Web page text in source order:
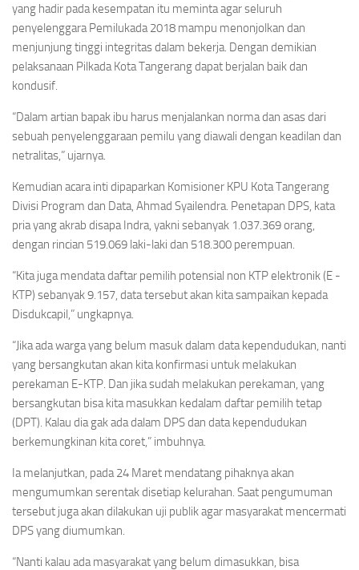
yang hadir pada kesempatan itu meminta agar seluruh
penyelenggara Pemilukada 2018 mampu menonjolkan dan
menjunjung tinggi integritas dalam bekerja. Dengan demikian
pelaksanaan Pilkada Kota Tangerang dapat berjalan baik dan
kondusif.
“Dalam artian bapak ibu harus menjalankan norma dan asas dari
sebuah penyelenggaraan pemilu yang diawali dengan keadilan dan
netralitas,” ujarnya.
Kemudian acara inti dipaparkan Komisioner KPU Kota Tangerang
Divisi Program dan Data, Ahmad Syailendra. Penetapan DPS, kata
pria yang akrab disapa Indra, yakni sebanyak 1.037.369 orang,
dengan rincian 519.069 laki-laki dan 518.300 perempuan.
“Kita juga mendata daftar pemilih potensial non KTP elektronik (E -
KTP) sebanyak 9.157, data tersebut akan kita sampaikan kepada
Disdukcapil,” ungkapnya.
“Jika ada warga yang belum masuk dalam data kependudukan, nanti
yang bersangkutan akan kita konfirmasi untuk melakukan
perekaman E-KTP. Dan jika sudah melakukan perekaman, yang
bersangkutan bisa kita masukkan kedalam daftar pemilih tetap
(DPT). Kalau dia gak ada dalam DPS dan data kependudukan
berkemungkinan kita coret,” imbuhnya.
Ia melanjutkan, pada 24 Maret mendatang pihaknya akan
mengumumkan serentak disetiap kelurahan. Saat pengumuman
tersebut juga akan dilakukan uji publik agar masyarakat mencermati
DPS yang diumumkan.
“Nanti kalau ada masyarakat yang belum dimasukkan, bisa